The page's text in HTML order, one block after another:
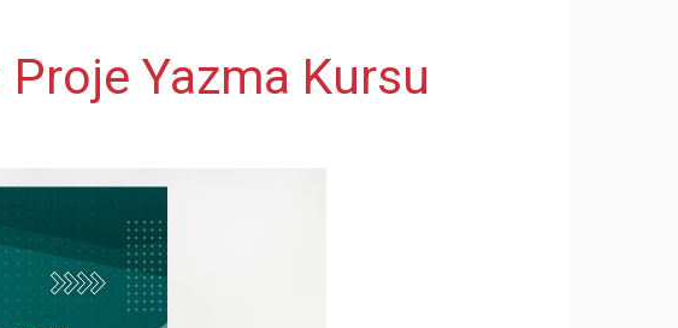
Yazma Kursu